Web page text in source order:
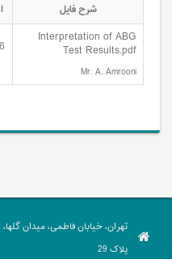
شرح فایل
Interpretation of ABG
Test Results.pdf
Mr. A. Amrooni
تهران، خیابان فاطمی، میدان
پلاک 29